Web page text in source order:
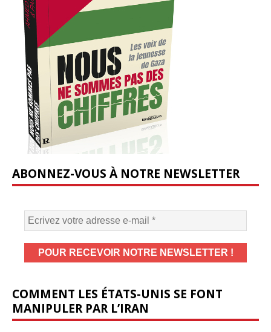
ABONNEZ-VOUS À NOTRE NEWSLETTER
COMMENT LES ÉTATS-UNIS SE FONT
MANIPULER PAR L’IRAN